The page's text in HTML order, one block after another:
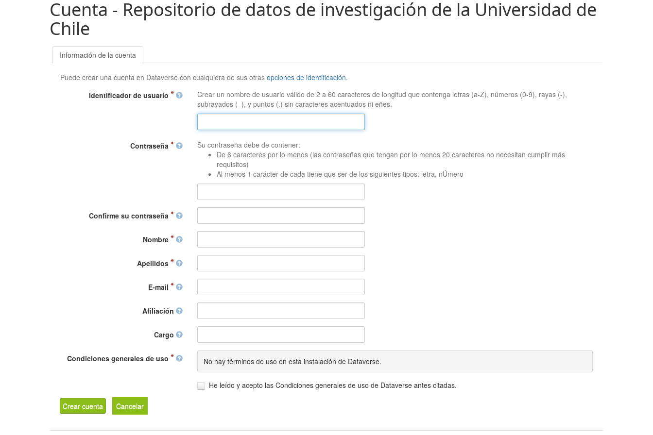
Cuenta - Repositorio de datos de investigación de la Universidad de
Chile
Información de la cuenta
Puede crear una cuenta en Dataverse con cualquiera de sus otrasopciones de identificación.
Identificador de usuario
Crear un nombre de usuario válido de 2 a 60 caracteres de longitud que contenga letras (a-Z), números (0-9), rayas (-),
subrayados (_), y puntos (.) sin caracteres acentuados ni eñes.
Contraseña
Su contraseña debe de contener:
De 6 caracteres por lo menos (las contraseñas que tengan por lo menos 20 caracteres no necesitan cumplir más
requisitos)
Al menos 1 carácter de cada tiene que ser de los siguientes tipos: letra, nÚmero
Confirme su contraseña
Nombre
Apellidos
E-mail
Afiliación
Cargo
Condiciones generales de uso No hay términos de uso en esta instalación de Dataverse.
He leído y acepto las Condiciones generales de uso de Dataverse antes citadas.
Crear cuenta Cancelar